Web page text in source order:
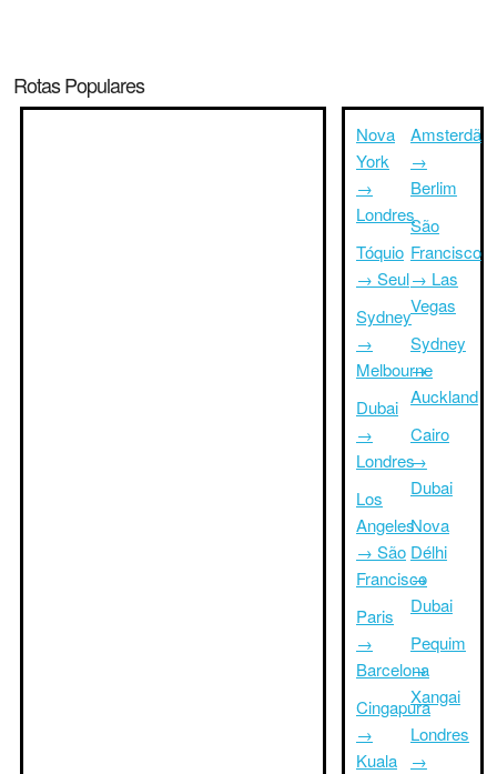
Rotas Populares
Nova
York
→
Londres
Tóquio
→ Seul
Sydney
→
Melbourne
Dubai
→
Londres
Los
Angeles
→ São
Francisco
Paris
→
Barcelona
Cingapura
→
Kuala
Amsterdã
→
Berlim
São
Francisco
→ Las
Vegas
Sydney
→
Auckland
Cairo
→
Dubai
Nova
Délhi
→
Dubai
Pequim
→
Xangai
Londres
→